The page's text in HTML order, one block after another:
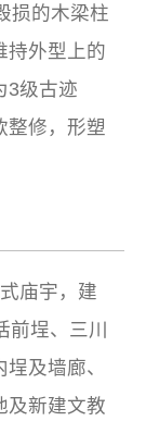
损的木梁柱
持外型上的
3级古迹
整修，形塑
庙宇，建
埕、三川
及墙廊、
及新建文教